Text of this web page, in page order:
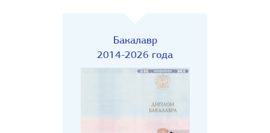
Бакалавр
2014-2026 года